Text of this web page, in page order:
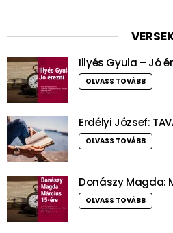
Illyés Gyula – Jó
OLVASS TOVÁBB
Erdélyi József:
OLVASS TOVÁBB
Donászy Magda:
OLVASS TOVÁBB